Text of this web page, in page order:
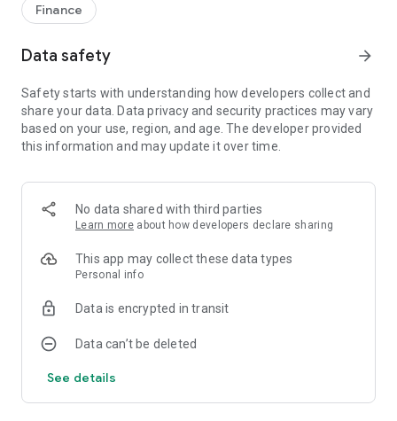
4.加值功能，凱基研發專屬服務:
多檔基金績效比較功能及技術線圖，基金汰弱留強更輕鬆
眾多面向搜尋功能自由選，精準篩選出適合基金
下單操作簡單順暢，功能介面滑動易如彈指
7.庫存監控，設定指標主動推播:
「雲監控」設定掌握績效，自選提醒次數不煩擾
凱基證券網站及各交易管道所提供之即時報價或盤後分析資料
等，係由第三資訊服務業者提供，僅供委託人參考，凱基證券不
保證其即時性、正確性或完整性，委託人仍應依自己之判斷委託
Finance
Data safety arrow_forward
Safety starts with understanding how developers collect and
share your data. Data privacy and security practices may vary
based on your use, region, and age. The developer provided
this information and may update it over time.
No data shared with third parties
Learn more about how developers declare sharing
This app may collect these data types
Personal info
Data is encrypted in transit
Data can’t be deleted
See details